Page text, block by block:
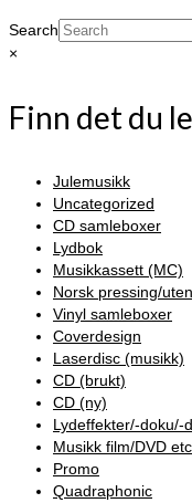
Search
×
Finn det du
Julemusikk
Uncategorized
CD samleboxer
Lydbok
Musikkassett (MC)
Norsk pressing/
Vinyl samleboxer
Coverdesign
Laserdisc (musikk)
CD (brukt)
CD (ny)
Lydeffekter/-doku/-
Musikk film/DVD etc.
Promo
Quadraphonic